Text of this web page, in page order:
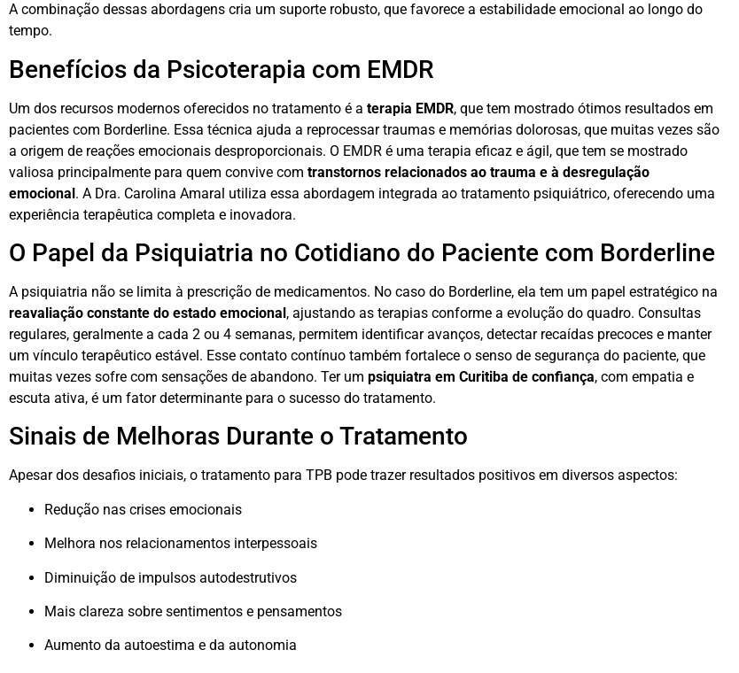
A combinação dessas abordagens cria um suporte robusto, que favorece a estabilidade emocional ao longo do
tempo.
Benefícios da Psicoterapia com EMDR
Um dos recursos modernos oferecidos no tratamento é a terapia EMDR, que tem mostrado ótimos resultados em
pacientes com Borderline. Essa técnica ajuda a reprocessar traumas e memórias dolorosas, que muitas vezes são
a origem de reações emocionais desproporcionais. O EMDR é uma terapia eficaz e ágil, que tem se mostrado
valiosa principalmente para quem convive com transtornos relacionados ao trauma e à desregulação
emocional. A Dra. Carolina Amaral utiliza essa abordagem integrada ao tratamento psiquiátrico, oferecendo uma
experiência terapêutica completa e inovadora.
O Papel da Psiquiatria no Cotidiano do Paciente com Borderline
A psiquiatria não se limita à prescrição de medicamentos. No caso do Borderline, ela tem um papel estratégico na
reavaliação constante do estado emocional, ajustando as terapias conforme a evolução do quadro. Consultas
regulares, geralmente a cada 2 ou 4 semanas, permitem identificar avanços, detectar recaídas precoces e manter
um vínculo terapêutico estável. Esse contato contínuo também fortalece o senso de segurança do paciente, que
muitas vezes sofre com sensações de abandono. Ter um psiquiatra em Curitiba de confiança, com empatia e
escuta ativa, é um fator determinante para o sucesso do tratamento.
Sinais de Melhoras Durante o Tratamento
Apesar dos desafios iniciais, o tratamento para TPB pode trazer resultados positivos em diversos aspectos:
Redução nas crises emocionais
Melhora nos relacionamentos interpessoais
Diminuição de impulsos autodestrutivos
Mais clareza sobre sentimentos e pensamentos
Aumento da autoestima e da autonomia